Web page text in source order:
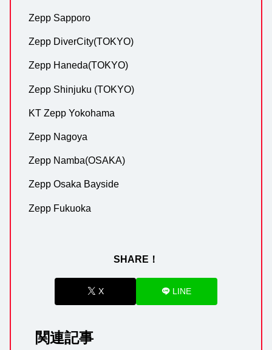
Zepp Sapporo
Zepp DiverCity(TOKYO)
Zepp Haneda(TOKYO)
Zepp Shinjuku (TOKYO)
KT Zepp Yokohama
Zepp Nagoya
Zepp Namba(OSAKA)
Zepp Osaka Bayside
Zepp Fukuoka
SHARE！
X LINE
関連記事